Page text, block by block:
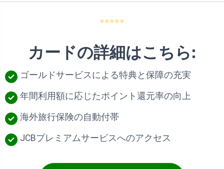
⭐⭐⭐⭐⭐
カードの詳細はこちら:
ゴールドサービスによる特典と保障の充実
年間利用額に応じたポイント還元率の向上
海外旅行保険の自動付帯
JCBプレミアムサービスへのアクセス